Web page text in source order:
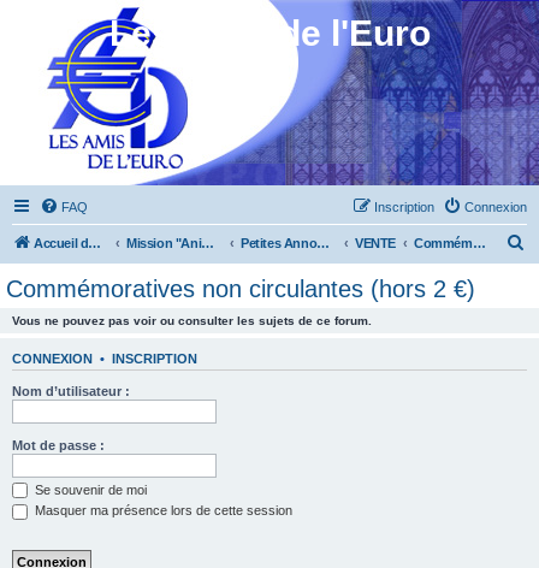
Les Amis de l'Euro
FAQ Connexion
Inscription
Accueil du forum Mission "Animation" Petites Annonces VENTE Commémoratives non circulantes (hors 2 €)
Commémoratives non circulantes (hors 2 €)
Vous ne pouvez pas voir ou consulter les sujets de ce forum.
CONNEXION • INSCRIPTION
Nom d’utilisateur :
Mot de passe :
Se souvenir de moi
Masquer ma présence lors de cette session